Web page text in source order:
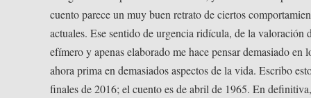
cuento parece un muy buen retrato de ciertos
actuales. Ese sentido de urgencia ridícula, de la valoración
efímero y apenas elaborado me hace pensar demasiado en
ahora prima en demasiados aspectos de la vida. Escribo
finales de 2016; el cuento es de abril de 1965. En